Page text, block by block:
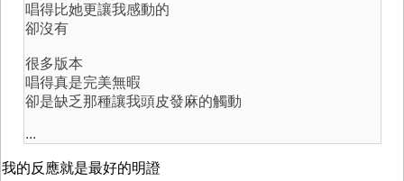
唱得比她更讓我感動的
卻沒有
很多版本
唱得真是完美無暇
卻是缺乏那種讓我頭皮發麻的觸動
...
我的反應就是最好的明證